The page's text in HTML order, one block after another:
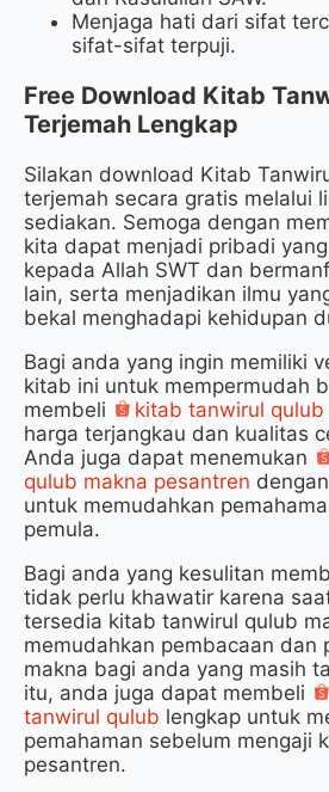
Menjaga hati dari sifat
sifat-sifat terpuji.
Free Download Kitab
Terjemah Lengkap
Silakan download Kitab
terjemah secara gratis melalui
sediakan. Semoga dengan
kita dapat menjadi pribadi
kepada Allah SWT dan
lain, serta menjadikan ilmu
bekal menghadapi kehidupan
Bagi anda yang ingin memiliki
kitab ini untuk mempermudah
membeli
kitab tanwirul qulub
harga terjangkau dan kualitas
Anda juga dapat menemukan
qulub makna pesantren
untuk memudahkan
pemula.
Bagi anda yang kesulitan
tidak perlu khawatir karena
tersedia kitab tanwirul qulub
memudahkan pembacaan dan
makna bagi anda yang masih
itu, anda juga dapat membeli
tanwirul qulub lengkap untuk
pemahaman sebelum mengaji
pesantren.